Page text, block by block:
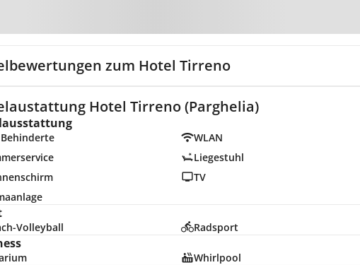
zum Hotel Tirreno
Hotel Tirreno (Parghelia)
WLAN
Liegestuhl
TV
Volleyball Radsport
Whirlpool